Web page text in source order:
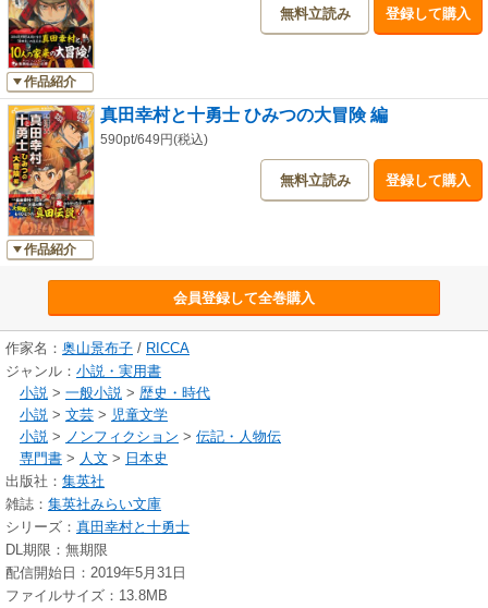
作品紹介
無料立読み 登録して購入
作品紹介
真田幸村と十勇士 ひみつの大冒険 編
590pt/649円(税込)
無料立読み 登録して購入
会員登録して全巻購入
作家名： 奥山景布子 / RICCA
ジャンル： 小説・実用書
小説 > 一般小説 > 歴史・時代
小説 > 文芸 > 児童文学
小説 > ノンフィクション > 伝記・人物伝
専門書 > 人文 > 日本史
出版社： 集英社
雑誌： 集英社みらい文庫
シリーズ： 真田幸村と十勇士
DL期限：無期限
配信開始日：2019年5月31日
ファイルサイズ：13.8MB